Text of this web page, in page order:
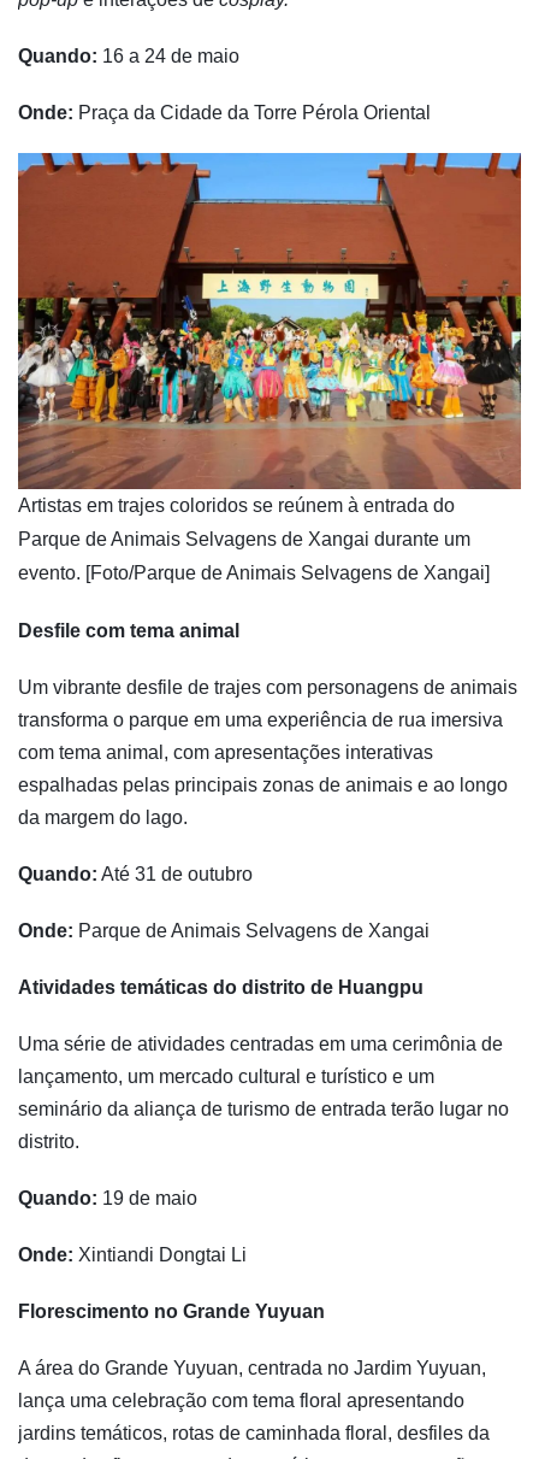
Quando: 16 a 24 de maio
Onde: Praça da Cidade da Torre Pérola Oriental
​Artistas em trajes coloridos se reúnem à entrada do
Parque de Animais Selvagens de Xangai durante um
evento. [Foto/Parque de Animais Selvagens de Xangai]
Desfile com tema animal
Um vibrante desfile de trajes com personagens de animais
transforma o parque em uma experiência de rua imersiva
com tema animal, com apresentações interativas
espalhadas pelas principais zonas de animais e ao longo
da margem do lago.
Quando: Até 31 de outubro
Onde: Parque de Animais Selvagens de Xangai
Atividades temáticas do distrito de Huangpu
Uma série de atividades centradas em uma cerimônia de
lançamento, um mercado cultural e turístico e um
seminário da aliança de turismo de entrada terão lugar no
distrito.
Quando: 19 de maio
Onde: Xintiandi Dongtai Li
Florescimento no Grande Yuyuan
A área do Grande Yuyuan, centrada no Jardim Yuyuan,
lança uma celebração com tema floral apresentando
jardins temáticos, rotas de caminhada floral, desfiles da